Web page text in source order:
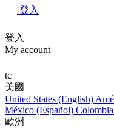
登入
登入
My account
tc
美國
United States (English)
México (Español)
歐洲